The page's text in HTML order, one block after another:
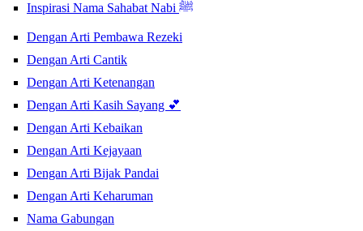
Inspirasi Nama Sahabat Nabi ﷺ
Dengan Arti Pembawa Rezeki
Dengan Arti Cantik
Dengan Arti Ketenangan
Dengan Arti Kasih Sayang 💕
Dengan Arti Kebaikan
Dengan Arti Kejayaan
Dengan Arti Bijak Pandai
Dengan Arti Keharuman
Nama Gabungan